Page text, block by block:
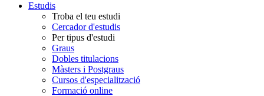
Estudis
Troba el teu estudi
Cercador d'estudis
Per tipus d'estudi
Graus
Dobles titulacions
Màsters i Postgraus
Cursos d'especialització
Formació online